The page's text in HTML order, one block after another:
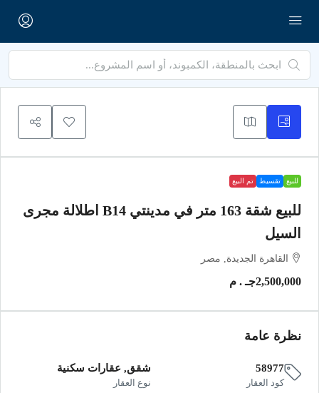
للبيع تقسيط تم البيع
للبيع شقة 163 متر في مدينتي B14 اطلالة مجرى
السيل
القاهرة الجديدة, مصر
2,500,000جـ . م
نظرة عامة
58977
كود العقار
شقق, عقارات سكنية
نوع العقار